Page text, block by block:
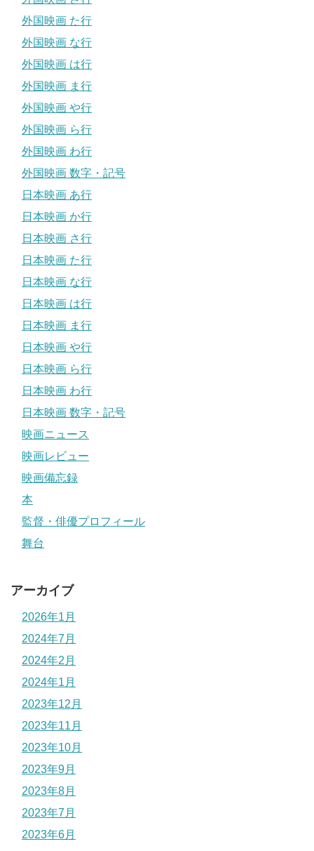
外国映画 た行
外国映画 な行
外国映画 は行
外国映画 ま行
外国映画 や行
外国映画 ら行
外国映画 わ行
外国映画 数字・記号
日本映画 あ行
日本映画 か行
日本映画 さ行
日本映画 た行
日本映画 な行
日本映画 は行
日本映画 ま行
日本映画 や行
日本映画 ら行
日本映画 わ行
日本映画 数字・記号
映画ニュース
映画レビュー
映画備忘録
本
監督・俳優プロフィール
舞台
アーカイブ
2026年1月
2024年7月
2024年2月
2024年1月
2023年12月
2023年11月
2023年10月
2023年9月
2023年8月
2023年7月
2023年6月